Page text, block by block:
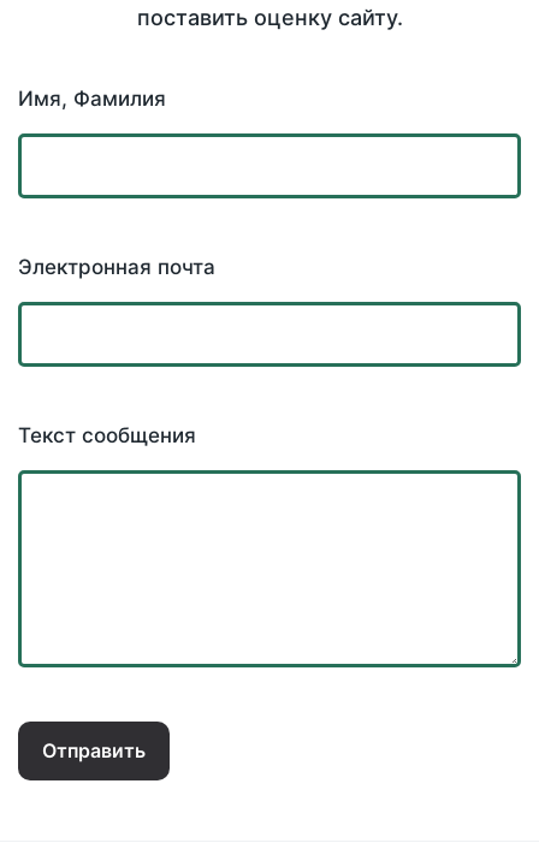
поставить оценку сайту.
Имя, Фамилия
Электронная почта
Текст сообщения
Отправить